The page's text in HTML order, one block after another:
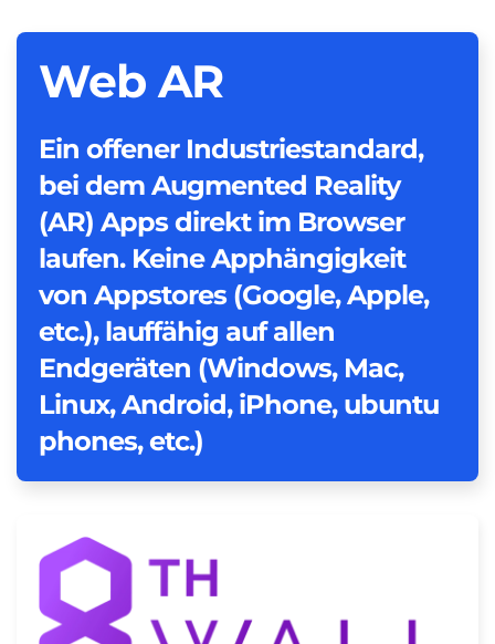
Web AR
Ein offener Industriestandard,
bei dem Augmented Reality
(AR) Apps direkt im Browser
laufen. Keine Apphängigkeit
von Appstores (Google, Apple,
etc.), lauffähig auf allen
Endgeräten (Windows, Mac,
Linux, Android, iPhone, ubuntu
phones, etc.)